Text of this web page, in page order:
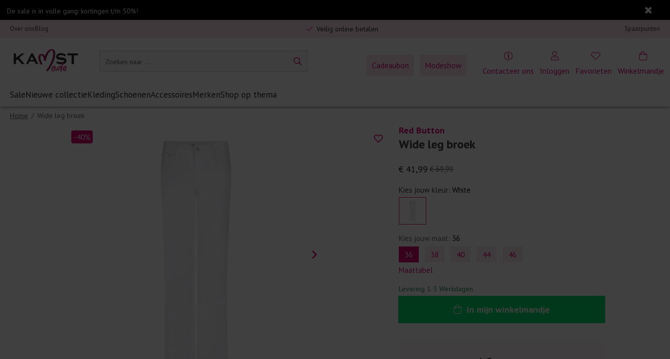
De sale is in volle gang: kortingen t/m 50%!
Over onsBlog
Veilig online betalen
Gratis verzending in Nederland vanaf €75,-
Spaarpunten
Winkelmandje
Cadeaubon Modeshow
Contacteer ons Inloggen Favorieten
SaleNieuwe collectieKledingSchoenenAccessoiresMerkenShop op thema
Home / Wide leg broek
-40%
Red Button
Wide leg broek
€ 69,99
€ 41,99
Kies jouw kleur:White
Kies jouw maat: 36
36
38 40 44
46
Maattabel
Levering 1-3 Werkdagen
In mijn winkelmandje